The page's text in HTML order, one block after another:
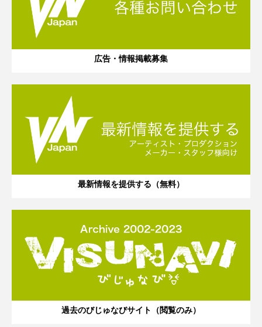
広告・情報掲載募集
最新情報を提供する（無料）
過去のびじゅなびサイト（閲覧のみ）